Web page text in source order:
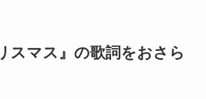
スマス』の歌詞をおさら